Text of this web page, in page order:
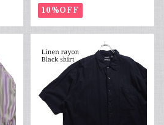
10%OFF